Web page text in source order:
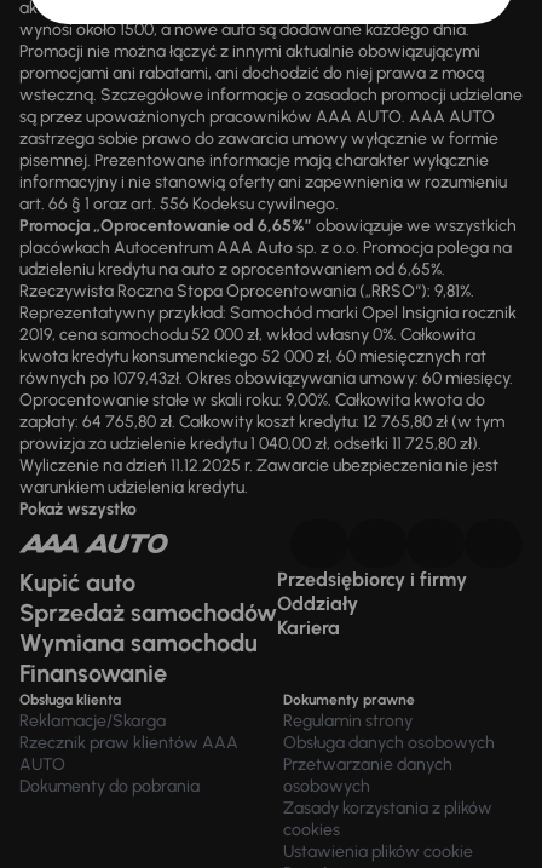
aktualizowana na bieżąco; średnia liczba dostępnych pojazdów
wynosi około 1500, a nowe auta są dodawane każdego dnia.
Promocji nie można łączyć z innymi aktualnie obowiązującymi
promocjami ani rabatami, ani dochodzić do niej prawa z mocą
wsteczną. Szczegółowe informacje o zasadach promocji udzielane
są przez upoważnionych pracowników AAA AUTO. AAA AUTO
zastrzega sobie prawo do zawarcia umowy wyłącznie w formie
pisemnej. Prezentowane informacje mają charakter wyłącznie
informacyjny i nie stanowią oferty ani zapewnienia w rozumieniu
art. 66 § 1 oraz art. 556 Kodeksu cywilnego.
Promocja „Oprocentowanie od 6,65%” obowiązuje we wszystkich
placówkach Autocentrum AAA Auto sp. z o.o. Promocja polega na
udzieleniu kredytu na auto z oprocentowaniem od 6,65%.
Rzeczywista Roczna Stopa Oprocentowania („RRSO“): 9,81%.
Reprezentatywny przykład: Samochód marki Opel Insignia rocznik
2019, cena samochodu 52 000 zł, wkład własny 0%. Całkowita
kwota kredytu konsumenckiego 52 000 zł, 60 miesięcznych rat
równych po 1079,43zł. Okres obowiązywania umowy: 60 miesięcy.
Oprocentowanie stałe w skali roku: 9,00%. Całkowita kwota do
zapłaty: 64 765,80 zł. Całkowity koszt kredytu: 12 765,80 zł (w tym
prowizja za udzielenie kredytu 1 040,00 zł, odsetki 11 725,80 zł).
Wyliczenie na dzień 11.12.2025 r. Zawarcie ubezpieczenia nie jest
warunkiem udzielenia kredytu.
Pokaż wszystko
Kupić auto
Sprzedaż samochodów
Wymiana samochodu
Finansowanie
Przedsiębiorcy i firmy
Oddziały
Kariera
Obsługa klienta
Reklamacje/Skarga
Rzecznik praw klientów AAA
AUTO
Dokumenty do pobrania
Dokumenty prawne
Regulamin strony
Obsługa danych osobowych
Przetwarzanie danych
osobowych
Zasady korzystania z plików
cookies
Ustawienia plików cookie